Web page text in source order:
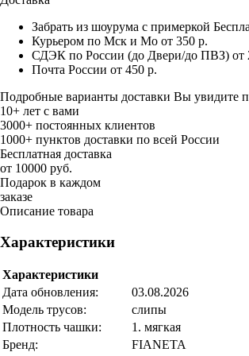
Забрать из шоурума с примеркой
Курьером по Мск и Мо от 350 р.
СДЭК по России (до Двери/до ПВЗ) от
Почта России от 450 р.
Подробные варианты доставки Вы увидите
10+ лет с вами
3000+ постоянных клиентов
1000+ пунктов доставки по всей России
Бесплатная доставка
от 10000 руб.
Подарок в каждом
заказе
Описание товара
Характеристики
Характеристики
Дата обновления:
03.08.2026
Модель трусов:
слипы
Плотность чашки:
1. мягкая
Бренд:
FIANETA